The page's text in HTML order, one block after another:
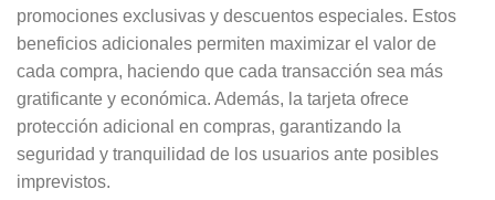
promociones exclusivas y descuentos especiales. Estos
beneficios adicionales permiten maximizar el valor de
cada compra, haciendo que cada transacción sea más
gratificante y económica. Además, la tarjeta ofrece
protección adicional en compras, garantizando la
seguridad y tranquilidad de los usuarios ante posibles
imprevistos.